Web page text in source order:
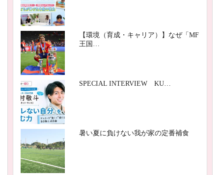
【環境（育成・キャリア）】なぜ「MF
王国…
SPECIAL INTERVIEW KU…
暑い夏に負けない我が家の定番補食